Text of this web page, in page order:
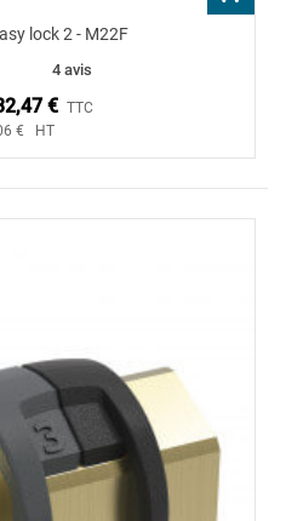
lock 2 - M22F
4 avis
€ TTC
€ HT